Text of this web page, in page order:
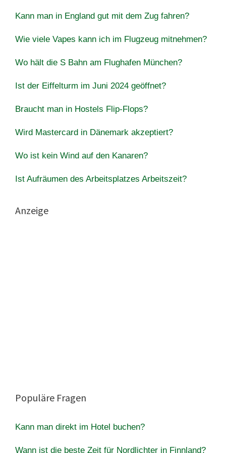
Kann man in England gut mit dem Zug fahren?
Wie viele Vapes kann ich im Flugzeug mitnehmen?
Wo hält die S Bahn am Flughafen München?
Ist der Eiffelturm im Juni 2024 geöffnet?
Braucht man in Hostels Flip-Flops?
Wird Mastercard in Dänemark akzeptiert?
Wo ist kein Wind auf den Kanaren?
Ist Aufräumen des Arbeitsplatzes Arbeitszeit?
Anzeige
Populäre Fragen
Kann man direkt im Hotel buchen?
Wann ist die beste Zeit für Nordlichter in Finnland?